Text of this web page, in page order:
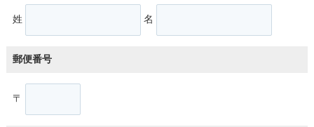
姓 名
郵便番号
〒